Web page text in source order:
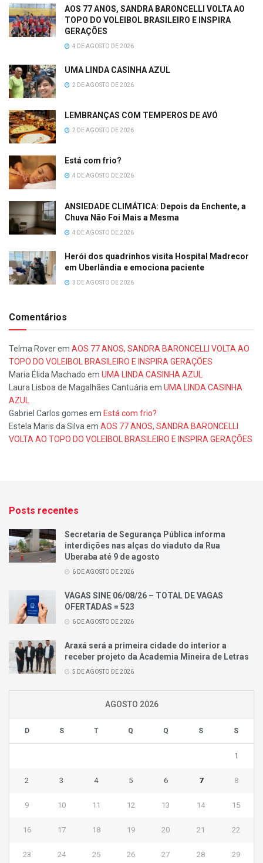
AOS 77 ANOS, SANDRA BARONCELLI VOLTA AO
TOPO DO VOLEIBOL BRASILEIRO E INSPIRA
GERAÇÕES
4 DE AGOSTO DE 2026
UMA LINDA CASINHA AZUL
2 DE AGOSTO DE 2026
LEMBRANÇAS COM TEMPEROS DE AVÓ
2 DE AGOSTO DE 2026
Está com frio?
4 DE AGOSTO DE 2026
ANSIEDADE CLIMÁTICA: Depois da Enchente, a
Chuva Não Foi Mais a Mesma
4 DE AGOSTO DE 2026
Herói dos quadrinhos visita Hospital Madrecor
em Uberlândia e emociona paciente
3 DE AGOSTO DE 2026
Comentários
Telma Roverem AOS 77 ANOS, SANDRA BARONCELLI VOLTA AO
TOPO DO VOLEIBOL BRASILEIRO E INSPIRA GERAÇÕES
Maria Élida Machado em UMA LINDA CASINHA AZUL
Laura Lisboa de Magalhães Cantuária em UMA LINDA CASINHA
AZUL
Gabriel Carlos gomes em Está com frio?
Estela Maris da Silva em AOS 77 ANOS, SANDRA BARONCELLI
VOLTA AO TOPO DO VOLEIBOL BRASILEIRO E INSPIRA GERAÇÕES
Posts recentes
Secretaria de Segurança Pública informa
interdições nas alças do viaduto da Rua
Uberaba até 9 de agosto
6 DE AGOSTO DE 2026
VAGAS SINE 06/08/26 – TOTAL DE VAGAS
OFERTADAS = 523
6 DE AGOSTO DE 2026
Araxá será a primeira cidade do interior a
receber projeto da Academia Mineira de Letras
5 DE AGOSTO DE 2026
AGOSTO 2026
D S T Q Q S S
1
2 3 4 5 6 7 8
9 10 11 12 13 14 15
16 17 18 19 20 21 22
23 24 25 26 27 28 29